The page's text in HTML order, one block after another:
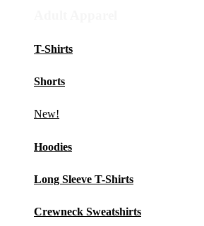
T-Shirts
Shorts
New!
Hoodies
Long Sleeve T-Shirts
Crewneck Sweatshirts